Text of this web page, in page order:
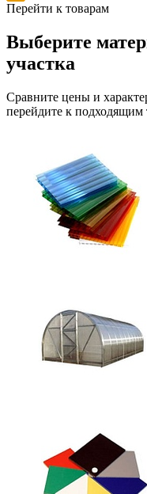
Перейти к товарам
Выберите
участка
Сравните цены и
перейдите к подходящим